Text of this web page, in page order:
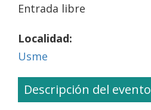
Entrada libre
Localidad:
Usme
Descripción del evento